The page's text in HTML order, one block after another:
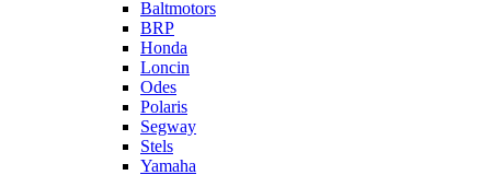
Baltmotors
BRP
Honda
Loncin
Odes
Polaris
Segway
Stels
Yamaha